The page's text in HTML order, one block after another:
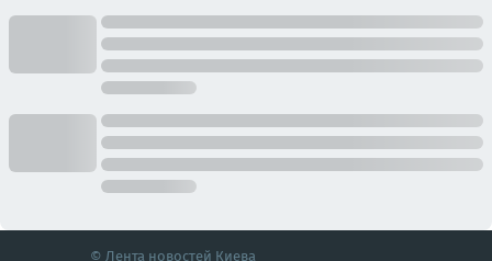
© Лента новостей Киева